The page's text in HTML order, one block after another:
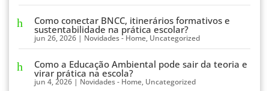
Como conectar BNCC, itinerários formativos e
sustentabilidade na prática escolar?
jun 26, 2026 | Novidades - Home, Uncategorized
Como a Educação Ambiental pode sair da teoria e
virar prática na escola?
jun 4, 2026 | Novidades - Home, Uncategorized